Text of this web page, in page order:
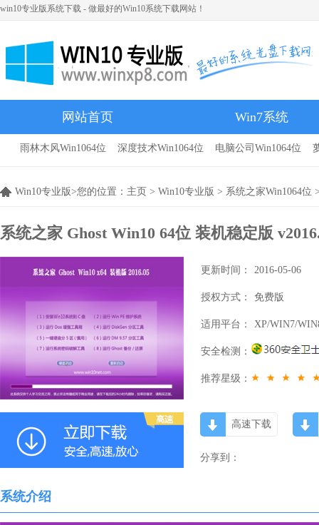
win10专业版系统下载 - 做最好的Win10系统下载网站！
网站首页 Win7系统
雨林木风
雨林木风Win1064位 深度技术Win1064位 电脑公司Win1064位
Win10专业版>您的位置： 主页 > Win10专业版 > 系统之家Win1064位
系统之家 Ghost Win10 64位 装机稳定版
更新时间： 2016-05-06
授权方式： 免费版
适用平台： XP/WIN7/
安全检测：
推荐星级：
高速下载
分享到：
系统介绍